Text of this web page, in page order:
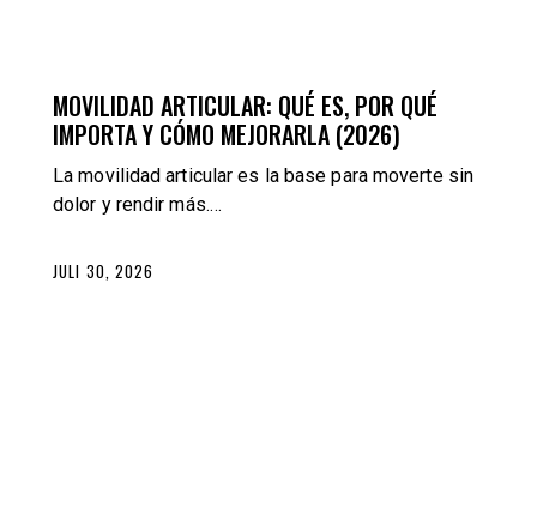
MOVILIDAD ARTICULAR: QUÉ ES, POR QUÉ
IMPORTA Y CÓMO MEJORARLA (2026)
La movilidad articular es la base para moverte sin
dolor y rendir más.…
JULI 30, 2026